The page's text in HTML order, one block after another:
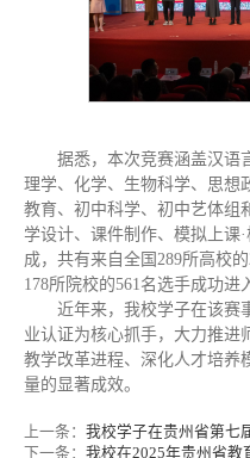
据悉，本次竞赛涵盖汉语
理学、化学、生物科学、思想
教育、初中科学、初中艺体组
学设计、课件制作、模拟上课
成，共有来自全国289所高校
178所院校的561名选手成功进
近年来，我校学子在该赛
业认证为核心抓手，大力推进
教学改革进程、深化人才培养
量的显著成效。
上一条： 我校学子在贵州省第七
下一条： 我校在2025年贵州省教